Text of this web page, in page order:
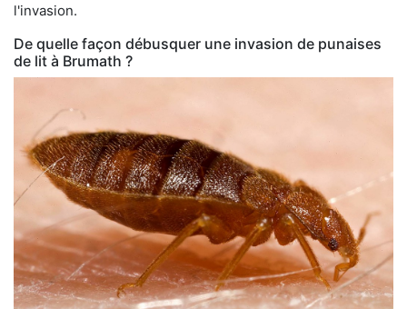
l'invasion.
De quelle façon débusquer une invasion de punaises
de lit à Brumath ?